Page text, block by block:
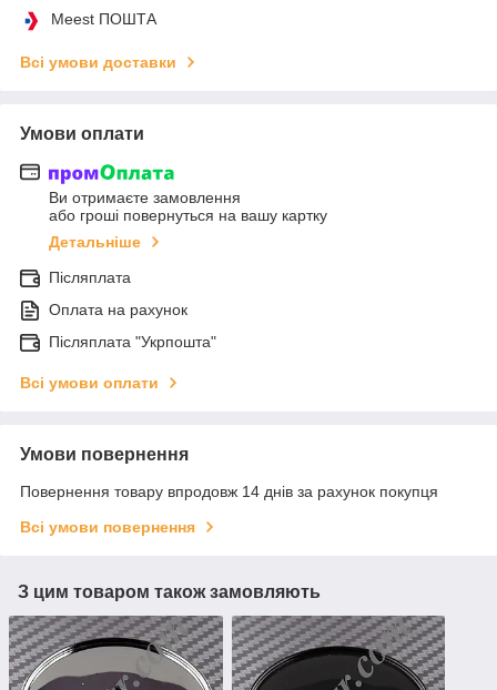
Meest ПОШТА
Всі умови доставки
Умови оплати
Ви отримаєте замовлення
або гроші повернуться на вашу картку
Детальніше
Післяплата
Оплата на рахунок
Післяплата "Укрпошта"
Всі умови оплати
Умови повернення
Повернення товару впродовж 14 днів за рахунок покупця
Всі умови повернення
З цим товаром також замовляють